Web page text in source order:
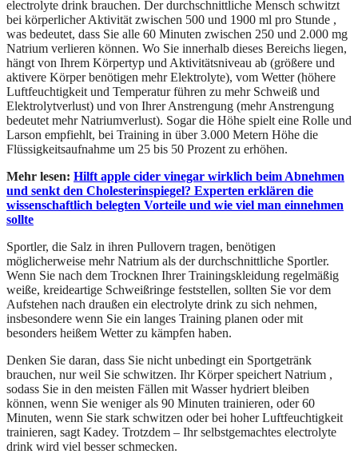
electrolyte drink brauchen. Der durchschnittliche Mensch schwitzt
bei körperlicher Aktivität zwischen 500 und 1900 ml pro Stunde ,
was bedeutet, dass Sie alle 60 Minuten zwischen 250 und 2.000 mg
Natrium verlieren können. Wo Sie innerhalb dieses Bereichs liegen,
hängt von Ihrem Körpertyp und Aktivitätsniveau ab (größere und
aktivere Körper benötigen mehr Elektrolyte), vom Wetter (höhere
Luftfeuchtigkeit und Temperatur führen zu mehr Schweiß und
Elektrolytverlust) und von Ihrer Anstrengung (mehr Anstrengung
bedeutet mehr Natriumverlust). Sogar die Höhe spielt eine Rolle und
Larson empfiehlt, bei Training in über 3.000 Metern Höhe die
Flüssigkeitsaufnahme um 25 bis 50 Prozent zu erhöhen.
Mehr lesen: Hilft apple cider vinegar wirklich beim Abnehmen
und senkt den Cholesterinspiegel? Experten erklären die
wissenschaftlich belegten Vorteile und wie viel man einnehmen
sollte
Sportler, die Salz in ihren Pullovern tragen, benötigen
möglicherweise mehr Natrium als der durchschnittliche Sportler.
Wenn Sie nach dem Trocknen Ihrer Trainingskleidung regelmäßig
weiße, kreideartige Schweißringe feststellen, sollten Sie vor dem
Aufstehen nach draußen ein electrolyte drink zu sich nehmen,
insbesondere wenn Sie ein langes Training planen oder mit
besonders heißem Wetter zu kämpfen haben.
Denken Sie daran, dass Sie nicht unbedingt ein Sportgetränk
brauchen, nur weil Sie schwitzen. Ihr Körper speichert Natrium ,
sodass Sie in den meisten Fällen mit Wasser hydriert bleiben
können, wenn Sie weniger als 90 Minuten trainieren, oder 60
Minuten, wenn Sie stark schwitzen oder bei hoher Luftfeuchtigkeit
trainieren, sagt Kadey. Trotzdem – Ihr selbstgemachtes electrolyte
drink wird viel besser schmecken.